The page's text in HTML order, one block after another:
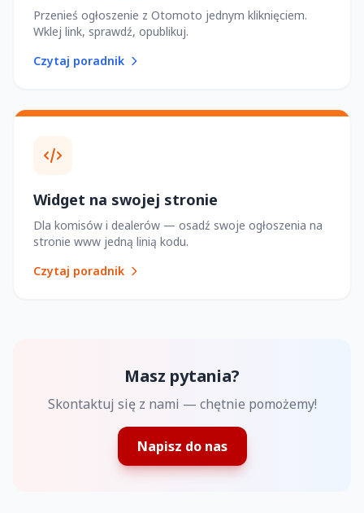
Przenieś ogłoszenie z Otomoto jednym kliknięciem.
Wklej link, sprawdź, opublikuj.
Czytaj poradnik
Widget na swojej stronie
Dla komisów i dealerów — osadź swoje ogłoszenia na
stronie www jedną linią kodu.
Czytaj poradnik
Masz pytania?
Skontaktuj się z nami — chętnie pomożemy!
Napisz do nas